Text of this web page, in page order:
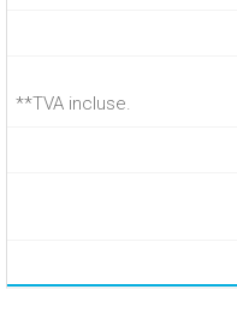
**TVA incluse.